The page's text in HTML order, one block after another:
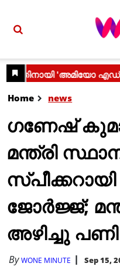
Home news
ഗണേഷ്
മന്ത്രി
ജോര്‍ജ്ജ്;
അഴിച്ചു പണി
ByWONE MINUTE Sep 15,